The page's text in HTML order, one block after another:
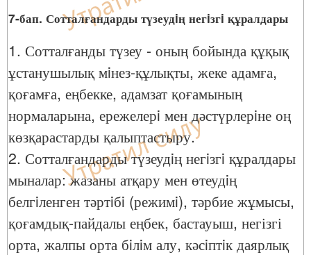
7-бап. Сотталғандарды түзеудiң негiзгi құралдары
1. Сотталғанды түзеу - оның бойында құқық
ұстанушылық мiнез-құлықты, жеке адамға,
қоғамға, еңбекке, адамзат қоғамының
нормаларына, ережелерi мен дәстүрлерiне оң
көзқарастарды қалыптастыру.
2. Сотталғандарды түзеудiң негiзгi құралдары
мыналар: жазаны атқару мен өтеудiң
белгiленген тәртiбi (режимi), тәрбие жұмысы,
қоғамдық-пайдалы еңбек, бастауыш, негізгі
орта, жалпы орта бiлiм алу, кәсiптiк даярлық